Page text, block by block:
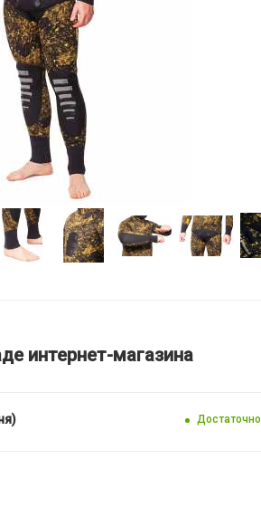
интернет-магазина
Достаточно